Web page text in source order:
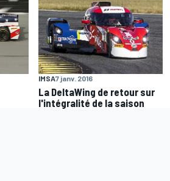
IMSA7 janv. 2016
La DeltaWing de retour sur
l'intégralité de la saison